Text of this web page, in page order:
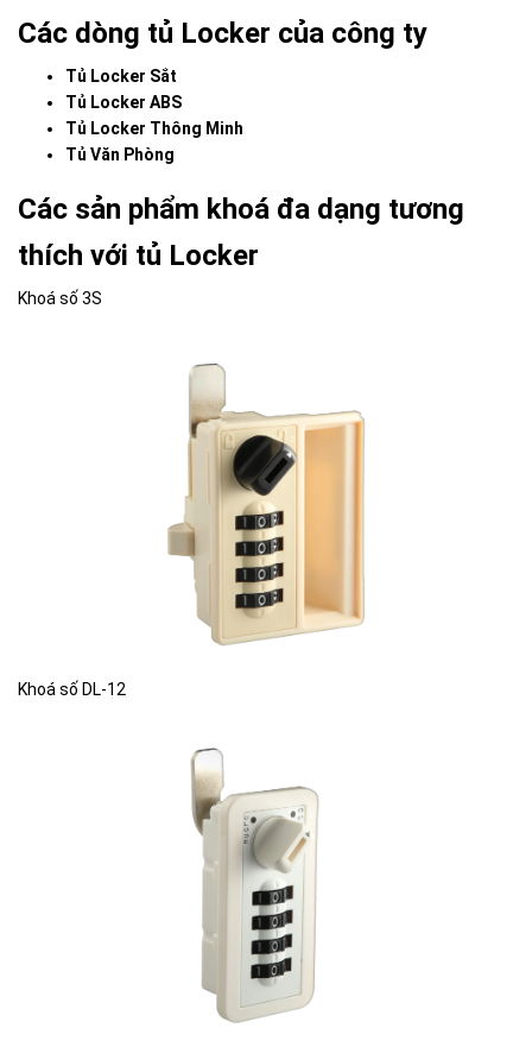
Các dòng tủ Locker của công ty
Tủ Locker Sắt
Tủ Locker ABS
Tủ Locker Thông Minh
Tủ Văn Phòng
Các sản phẩm khoá đa dạng tương
thích với tủ Locker
Khoá số 3S
Khoá số DL-12